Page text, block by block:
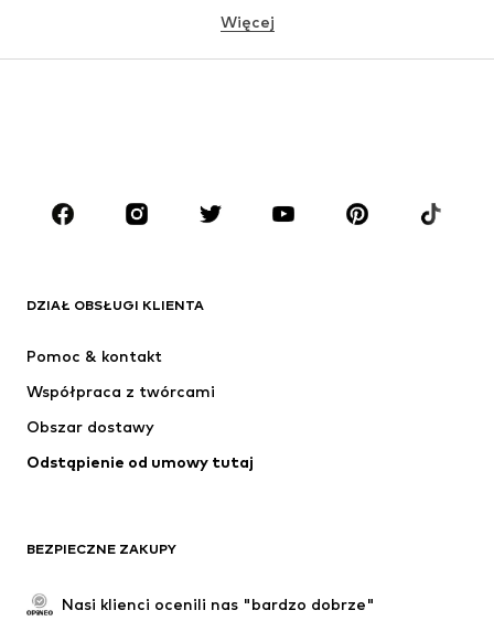
MARKI
Next
Jordan
Więcej
DZIAŁ OBSŁUGI KLIENTA
Pomoc & kontakt
Współpraca z twórcami
Obszar dostawy
Odstąpienie od umowy tutaj
BEZPIECZNE ZAKUPY
Nasi klienci ocenili nas "bardzo dobrze"